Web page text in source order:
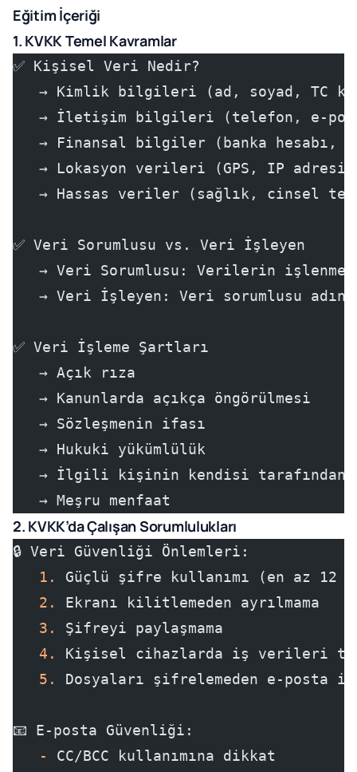
Eğitim İçeriği
1. KVKK Temel Kavramlar
✅ Kişisel Veri Nedir?
→ Kimlik bilgileri (ad, soyad, TC
→ İletişim bilgileri (telefon, e-
→ Finansal bilgiler (banka hesabı,
   → Lokasyon verileri (GPS, IP adresi)
→ Hassas veriler (sağlık, cinsel
✅ Veri Sorumlusu vs. Veri İşleyen
→ Veri Sorumlusu: Verilerin işlenme
→ Veri İşleyen: Veri sorumlusu
✅ Veri İşleme Şartları
   → Açık rıza
   → Kanunlarda açıkça öngörülmesi
   → Sözleşmenin ifası
   → Hukuki yükümlülük
→ İlgili kişinin kendisi tarafından
   → Meşru menfaat
2. KVKK’da Çalışan Sorumlulukları
🔒 Veri Güvenliği Önlemleri:
   1.
Güçlü şifre kullanımı (en az 12
   2.
Ekranı kilitlemeden ayrılmama
   3.
Şifreyi paylaşmama
   4.
Kişisel cihazlarda iş verileri
   5.
Dosyaları şifrelemeden e-posta ile
📧 E-posta Güvenliği:
   -
CC/BCC kullanımına dikkat